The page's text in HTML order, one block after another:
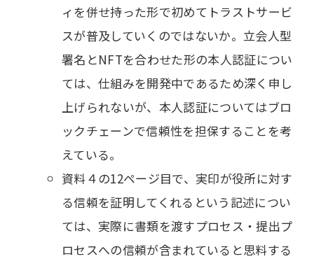
ィを併せ持った形で初めてトラストサービ
スが普及していくのではないか。立会人型
署名とNFTを合わせた形の本人認証につい
ては、仕組みを開発中であるため深く申し
上げられないが、本人認証についてはブロ
ックチェーンで信頼性を担保することを考
えている。
資料４の12ページ目で、実印が役所に対す
る信頼を証明してくれるという記述につい
ては、実際に書類を渡すプロセス・提出プ
ロセスへの信頼が含まれていると思料する